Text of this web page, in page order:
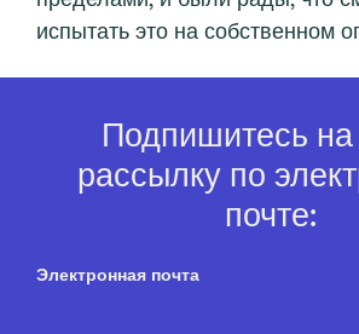
Подпишитесь
рассылку по
почте:
Электронная почта